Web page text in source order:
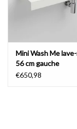
Mini Wash Me
56 cm gauche
€650,98